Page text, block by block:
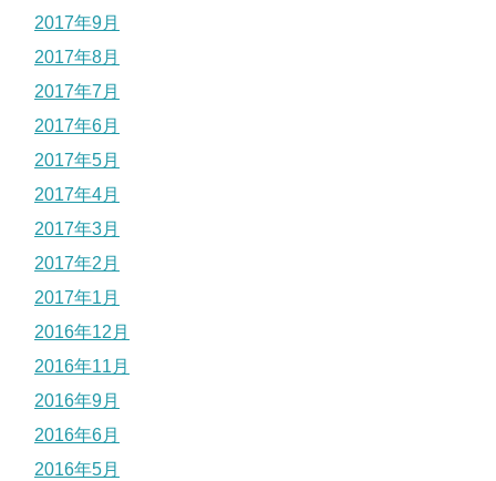
2017年9月
2017年8月
2017年7月
2017年6月
2017年5月
2017年4月
2017年3月
2017年2月
2017年1月
2016年12月
2016年11月
2016年9月
2016年6月
2016年5月